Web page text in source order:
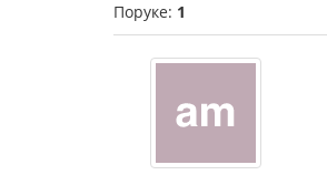
Поруке: 1